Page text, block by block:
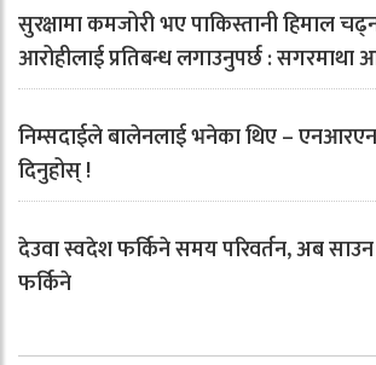
सुरक्षामा कमजोरी भए पाकिस्तानी हिमाल
आरोहीलाई प्रतिबन्ध लगाउनुपर्छ : सगरमाथा
निम्सदाईले बालेनलाई भनेका थिए –
दिनुहोस् !
देउवा स्वदेश फर्किने समय परिवर्तन, अब साउन
फर्किने